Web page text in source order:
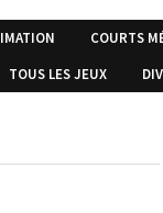
COURTS
TOUS LES JEUX